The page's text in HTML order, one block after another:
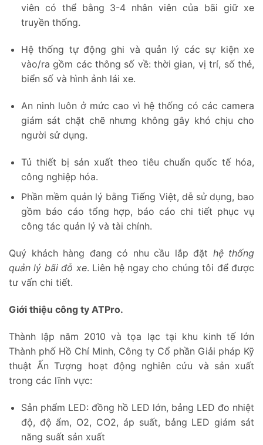
viên có thể bằng 3-4 nhân viên của bãi giữ xe
truyền thống.
Hệ thống tự động ghi và quản lý các sự kiện xe
vào/ra gồm các thông số về: thời gian, vị trí, số thẻ,
biển số và hình ảnh lái xe.
An ninh luôn ở mức cao vì hệ thống có các camera
giám sát chặt chẽ nhưng không gây khó chịu cho
người sử dụng.
Tủ thiết bị sản xuất theo tiêu chuẩn quốc tế hóa,
công nghiệp hóa.
Phần mềm quản lý bằng Tiếng Việt, dễ sử dụng, bao
gồm báo cáo tổng hợp, báo cáo chi tiết phục vụ
công tác quản lý và tài chính.
Quý khách hàng đang có nhu cầu lắp đặt hệ thống
quản lý bãi đỗ xe. Liên hệ ngay cho chúng tôi để được
tư vấn chi tiết.
Giới thiệu công ty ATPro.
Thành lập năm 2010 và tọa lạc tại khu kinh tế lớn
Thành phố Hồ Chí Minh, Công ty Cổ phần Giải pháp Kỹ
thuật Ấn Tượng hoạt động nghiên cứu và sản xuất
trong các lĩnh vực:
Sản phẩm LED: đồng hồ LED lớn, bảng LED đo nhiệt
độ, độ ẩm, O2, CO2, áp suất, bảng LED giám sát
năng suất sản xuất